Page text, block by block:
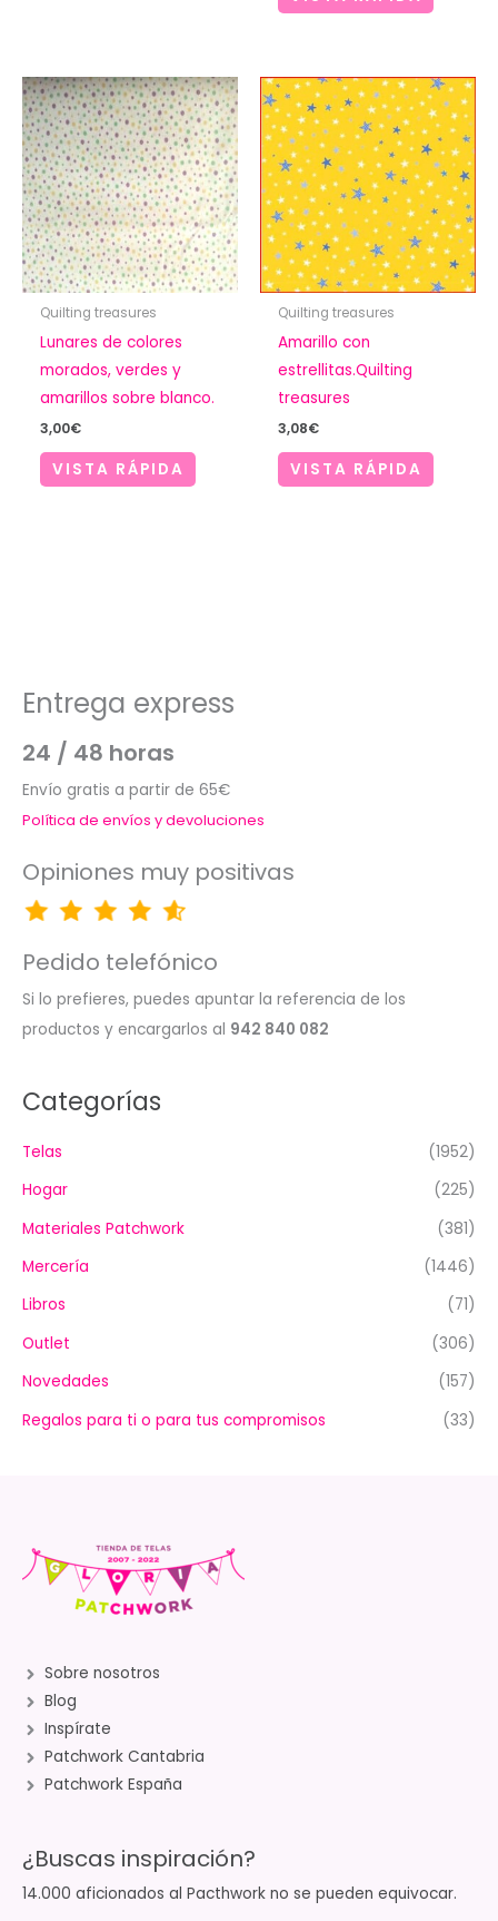
Quilting treasures
Lunares de colores
morados, verdes y
amarillos sobre blanco.
3,00€
VISTA RÁPIDA
Quilting treasures
Amarillo con
estrellitas.Quilting
treasures
3,08€
VISTA RÁPIDA
Entrega express
24 / 48 horas
Envío gratis a partir de 65€
Política de envíos y devoluciones
Opiniones muy positivas
Pedido telefónico
Si lo prefieres, puedes apuntar la referencia de los
productos y encargarlos al 942 840 082
Categorías
Telas
(1952)
Hogar
(225)
Materiales Patchwork
(381)
Mercería
(1446)
Libros
(71)
Outlet
(306)
Novedades
(157)
Regalos para ti o para tus compromisos
(33)
Sobre nosotros
Blog
Inspírate
Patchwork Cantabria
Patchwork España
¿Buscas inspiración?
14.000 aficionados al Pacthwork no se pueden equivocar.